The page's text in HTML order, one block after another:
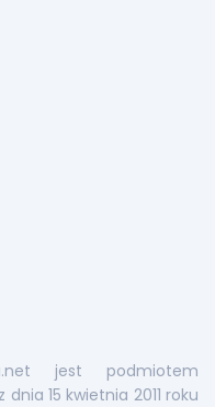
jest podmiotem
15 kwietnia 2011 roku